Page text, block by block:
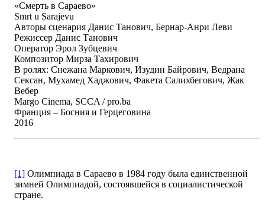
«Смерть в Сараево»
Smrt u Sarajevu
Авторы сценария Данис Танович, Бернар-Анри Леви
Режиссер Данис Танович
Оператор Эрол Зубцевич
Композитор Мирза Тахирович
В ролях: Снежана Маркович, Изудин Байрович, Ведрана
Сексан, Мухамед Хаджович, Факета Салихбегович, Жак
Вебер
Margo Cinema, SCCA / pro.ba
Франция – Босния и Герцеговина
2016
[1] Олимпиада в Сараево в 1984 году была единственной
зимней Олимпиадой, состоявшейся в социалистической
стране.